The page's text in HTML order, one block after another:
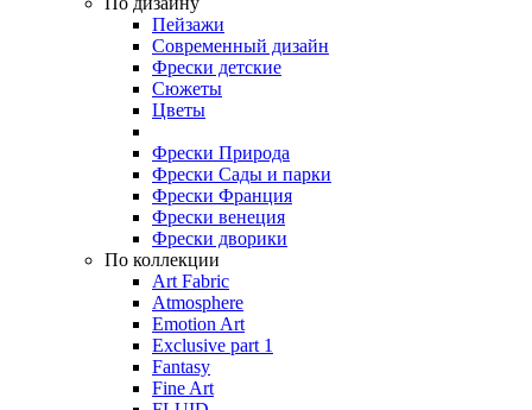
Пейзажи
Современный дизайн
Фрески детские
Сюжеты
Цветы
Фрески Природа
Фрески Сады и парки
Фрески Франция
Фрески венеция
Фрески дворики
По коллекции
Art Fabric
Atmosphere
Emotion Art
Exclusive part 1
Fantasy
Fine Art